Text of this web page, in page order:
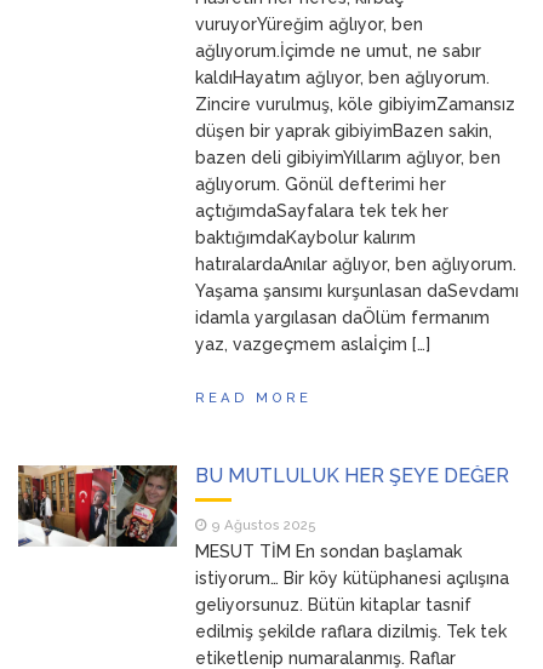
ANNEMvuruyorYüreğim ağlıyor, ben
ağlıyorum.İçimde ne umut, ne sabır
kaldıHayatım ağlıyor, ben ağlıyorum.
Zincire vurulmuş, köle gibiyimZamansız
düşen bir yaprak gibiyimBazen sakin,
bazen deli gibiyimYıllarım ağlıyor, ben
ağlıyorum. Gönül defterimi her
açtığımdaSayfalara tek tek her
baktığımdaKaybolur kalırım
hatıralardaAnılar ağlıyor, ben ağlıyorum.
Yaşama şansımı kurşunlasan daSevdamı
idamla yargılasan daÖlüm fermanım
yaz, vazgeçmem aslaİçim […]
READ MORE
BU MUTLULUK HER ŞEYE DEĞER
9 Ağustos 2025
MESUT TİM En sondan başlamak
istiyorum… Bir köy kütüphanesi açılışına
geliyorsunuz. Bütün kitaplar tasnif
edilmiş şekilde raflara dizilmiş. Tek tek
etiketlenip numaralanmış. Raflar